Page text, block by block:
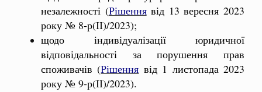
незалежності (Рішеннявід 13 вересня 2023
року № 8-р(ІІ)/2023);
щодо індивідуалізації юридичної
відповідальності за порушення прав
споживачів (Рішення від 1 листопада 2023
року № 9-р(ІІ)/2023).